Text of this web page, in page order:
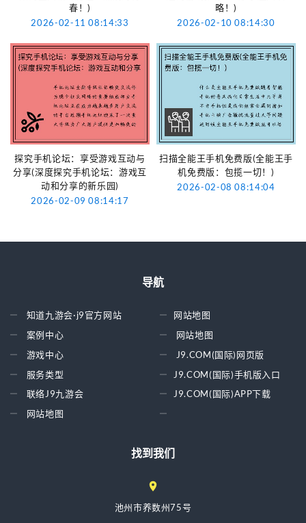
春！)
2026-02-11 08:14:33
略！)
2026-02-10 08:14:30
探究手机论坛：享受游戏互动与
分享(深度探究手机论坛：游戏互
动和分享的新乐园)
2026-02-09 08:14:17
扫描全能王手机免费版(全能王手
机免费版：包揽一切！)
2026-02-08 08:14:04
导航
知道九游会·j9官方网站
案例中心
游戏中心
服务类型
联络J9九游会
网站地图
网站地图
网站地图
J9.COM(国际)网页版
J9.COM(国际)手机版入口
J9.COM(国际)APP下载
找到我们
池州市养数州75号